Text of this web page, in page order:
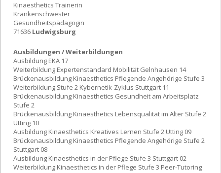
Kinaesthetics Trainerin
Krankenschwester
Gesundheitspädagogin
71636 Ludwigsburg
Ausbildungen / Weiterbildungen
Ausbildung EKA 17
Weiterbildung Expertenstandard Mobilität Gelnhausen 14
Brückenausbildung Kinaesthetics Pflegende Angehörige Stufe 3
Weiterbildung Stufe 2 Kybernetik-Zyklus Stuttgart 11
Brückenausbildung Kinaesthetics Gesundheit am Arbeitsplatz
Stufe 2
Brückenausbildung Kinaesthetics Lebensqualität im Alter Stufe 2
Utting 10
Ausbildung Kinaesthetics Kreatives Lernen Stufe 2 Utting 09
Brückenausbildung Kinaesthetics Pflegende Angehörige Stufe 2
Stuttgart 08
Ausbildung Kinaesthetics in der Pflege Stufe 3 Stuttgart 02
Weiterbildung Kinaesthetics in der Pflege Stufe 3 Peer-Tutoring